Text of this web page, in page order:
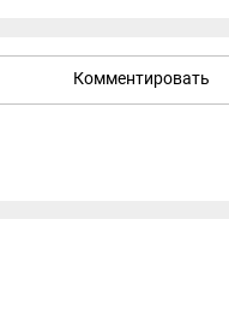
Комментировать